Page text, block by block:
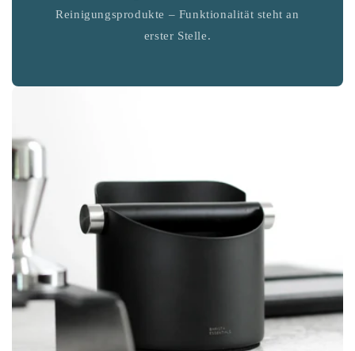
Reinigungsprodukte – Funktionalität steht an
erster Stelle.